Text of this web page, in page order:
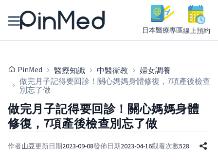
日本醫療專區線上預約
醫師專欄專訪
健康主題館
我是醫療人員
PinMed 醫療知識 中醫衛教
婦女調養
做完月子記得要回診！關心媽媽身體修復，7項產後檢查
別忘了做
做完月子記得要回診！關心媽媽身體
修復，7項產後檢查別忘了做
作者山豆更新日期2023-09-08發佈日期2023-04-16觀看次數528